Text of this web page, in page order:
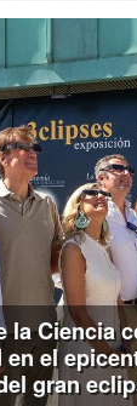
la Ciencia
en el
gran